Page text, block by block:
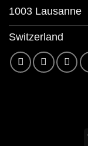
1003 Lausanne
Switzerland